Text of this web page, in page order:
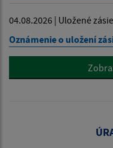
04.08.2026 | Uložené
Oznámenie o uložení